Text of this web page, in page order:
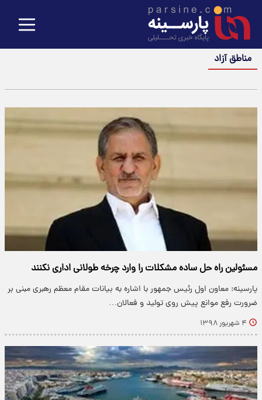
مناطق آزاد
مسئولین راه حل ساده مشکلات را وارد چرخه طولانی اداری نکنند
پارسینه: معاون اول رئیس جمهور با اشاره به بیانات مقام معظم رهبری مبنی بر
ضرورت رفع موانع پیش روی تولید و فعالان…
۴ شهریور ۱۳۹۸